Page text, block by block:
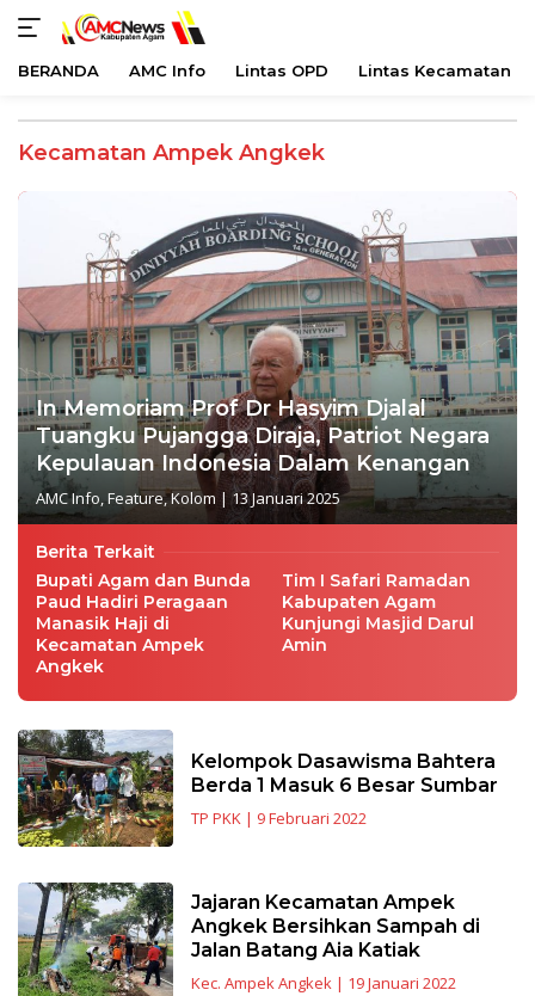
konten
BERANDA AMC Info Lintas OPD Lintas Kecamatan
Kecamatan Ampek Angkek
In Memoriam Prof Dr Hasyim Djalal
Tuangku Pujangga Diraja, Patriot Negara
Kepulauan Indonesia Dalam Kenangan
AMC Info,Feature,Kolom | 13 Januari 2025
Berita Terkait
Bupati Agam dan Bunda
Paud Hadiri Peragaan
Manasik Haji di
Kecamatan Ampek
Angkek
Tim I Safari Ramadan
Kabupaten Agam
Kunjungi Masjid Darul
Amin
Kelompok Dasawisma Bahtera
Berda 1 Masuk 6 Besar Sumbar
TP PKK| 9 Februari 2022
Jajaran Kecamatan Ampek
Angkek Bersihkan Sampah di
Jalan Batang Aia Katiak
Kec. Ampek Angkek| 19 Januari 2022